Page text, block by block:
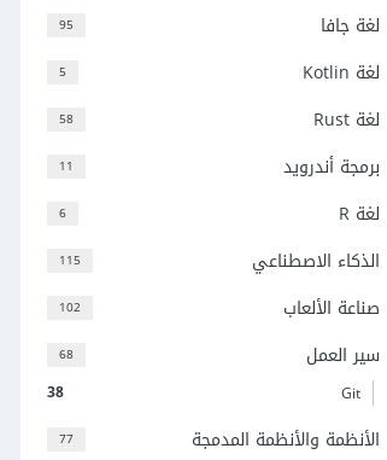
95 لغة جافا
5 لغة Kotlin
58 لغة Rust
11 برمجة أندرويد
6 لغة R
115 الذكاء الاصطناعي
102 صناعة الألعاب
68 سير العمل
38 Git
77
الأنظمة والأنظمة المدمجة